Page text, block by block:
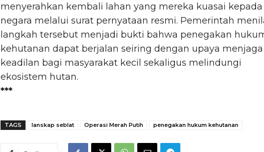
menyerahkan kembali lahan yang mereka kuasai kepada
negara melalui surat pernyataan resmi. Pemerintah
langkah tersebut menjadi bukti bahwa penegakan
kehutanan dapat berjalan seiring dengan upaya menjaga
keadilan bagi masyarakat kecil sekaligus melindungi
ekosistem hutan.
***
TAGS lanskap seblat Operasi Merah Putih penegakan hukum kehutanan